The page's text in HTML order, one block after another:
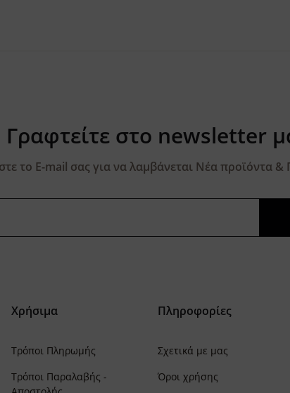
Γραφτείτε στο newsletter
το E-mail σας για να λαμβάνεται Νέα προϊόντα
Χρήσιμα
Τρόποι Πληρωμής
Τρόποι Παραλαβής -
Πληροφορίες
Σχετικά με μας
Όροι χρήσης